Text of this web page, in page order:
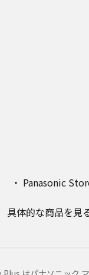
Panasonic
具体的な商品を見